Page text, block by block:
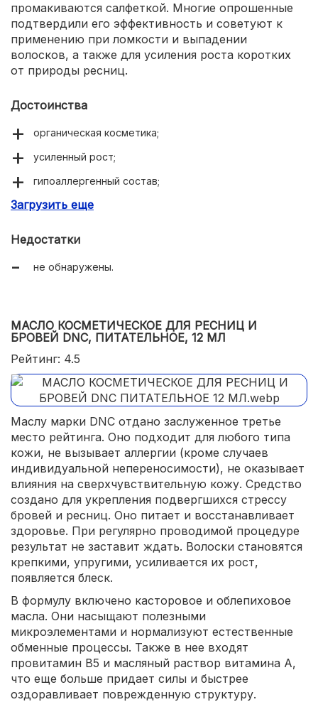
промакиваются салфеткой. Многие опрошенные
подтвердили его эффективность и советуют к
применению при ломкости и выпадении
волосков, а также для усиления роста коротких
от природы ресниц.
Достоинства
органическая косметика;
усиленный рост;
гипоаллергенный состав;
активный увлажняющий эффект;
Загрузить еще
Недостатки
не обнаружены.
МАСЛО КОСМЕТИЧЕСКОЕ ДЛЯ РЕСНИЦ И
БРОВЕЙ DNC, ПИТАТЕЛЬНОЕ, 12 МЛ
Рейтинг: 4.5
Маслу марки DNC отдано заслуженное третье
место рейтинга. Оно подходит для любого типа
кожи, не вызывает аллергии (кроме случаев
индивидуальной непереносимости), не оказывает
влияния на сверхчувствительную кожу. Средство
создано для укрепления подвергшихся стрессу
бровей и ресниц. Оно питает и восстанавливает
здоровье. При регулярно проводимой процедуре
результат не заставит ждать. Волоски становятся
крепкими, упругими, усиливается их рост,
появляется блеск.
В формулу включено касторовое и облепиховое
масла. Они насыщают полезными
микроэлементами и нормализуют естественные
обменные процессы. Также в нее входят
провитамин В5 и масляный раствор витамина А,
что еще больше придает силы и быстрее
оздоравливает поврежденную структуру.